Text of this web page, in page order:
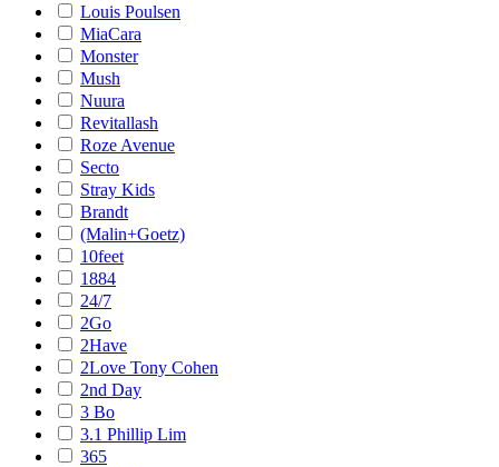
Louis Poulsen
MiaCara
Monster
Mush
Nuura
Revitallash
Roze Avenue
Secto
Stray Kids
Brandt
(Malin+Goetz)
10feet
1884
24/7
2Go
2Have
2Love Tony Cohen
2nd Day
3 Bo
3.1 Phillip Lim
365